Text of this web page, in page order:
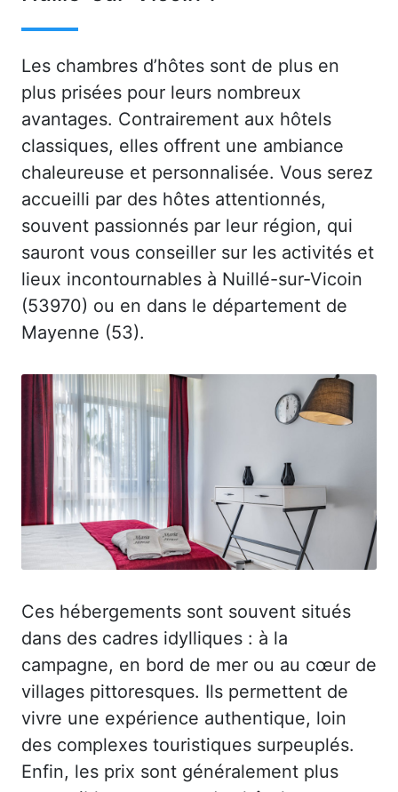
Les chambres d’hôtes sont de plus en
plus prisées pour leurs nombreux
avantages. Contrairement aux hôtels
classiques, elles offrent une ambiance
chaleureuse et personnalisée. Vous serez
accueilli par des hôtes attentionnés,
souvent passionnés par leur région, qui
sauront vous conseiller sur les activités et
lieux incontournables à Nuillé-sur-Vicoin
(53970) ou en dans le département de
Mayenne (53).
Ces hébergements sont souvent situés
dans des cadres idylliques : à la
campagne, en bord de mer ou au cœur de
villages pittoresques. Ils permettent de
vivre une expérience authentique, loin
des complexes touristiques surpeuplés.
Enfin, les prix sont généralement plus